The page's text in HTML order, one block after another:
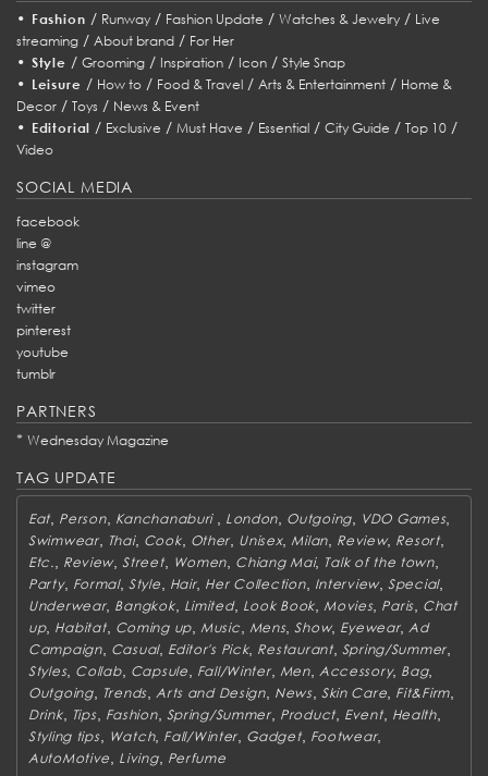
• Fashion / Runway/ Fashion Update / Watches & Jewelry/ Live
streaming / About brand / For Her
• Style / Grooming/ Inspiration/ Icon/ Style Snap
• Leisure / How to/ Food & Travel/ Arts & Entertainment/ Home &
Decor / Toys / News & Event
• Editorial / Exclusive /Must Have / Essential /City Guide /Top 10 /
Video
SOCIAL MEDIA
facebook
line @
instagram
vimeo
twitter
pinterest
youtube
tumblr
PARTNERS
* Wednesday Magazine
TAG UPDATE
Eat Person, Kanchanaburi London Outgoing, VDO Games,
Swimwear, Thai, Cook, Other Unisex, Milan Review, Resort,
Etc. Review,Street, Women Chiang Mai, Talk of the town,
Party, Formal, Style Hair, Her Collection, Interview,Special,
Underwear, Bangkok, Limited, Look Book Movies, Paris Chat
up, Habitat, Coming up, Music Mens,Show, Eyewear, Ad
Campaign, Casual, Editor's Pick, Restaurant, Spring/Summer
Styles, Collab, Capsule Fall/Winter, Men, Accessory, Bag,
Outgoing, Trends Arts and Design, News, Skin Care Fit&Firm
Drink, Tips, Fashion, Spring/Summer, Product, Event, Health,
Styling tips, Watch, Fall/Winter Gadget, Footwear,
AutoMotive Living, Perfume